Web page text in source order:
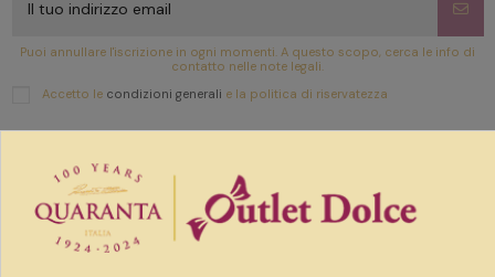
Puoi annullare l'iscrizione in ogni momenti. A questo scopo, cerca le info di
contatto nelle note legali.
Accetto le condizioni generali e la politica di riservatezza
Link utili
Prodotti